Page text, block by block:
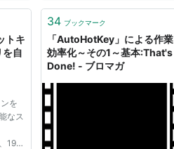
特殊
トキ
自
を
なス
19日
34 ブックマーク
「AutoHotKey」による作業
効率化～その1～基本:That's
Done! - ブロマガ